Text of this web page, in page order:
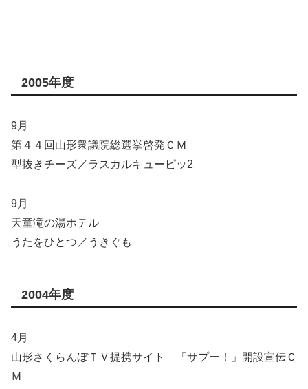
2005年度
9月
第４４回山形衆議院総選挙啓発ＣＭ
型抜きチーズ／ラスカルキューピッ2
9月
天童滝の湯ホテル
うたをひとつ／うきぐも
2004年度
4月
山形さくらんぼＴＶ提携サイト 「サプー！」開設宣伝Ｃ
Ｍ